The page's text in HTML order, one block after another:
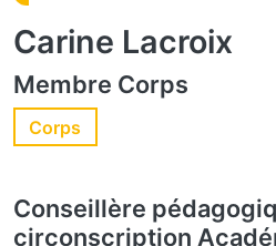
Carine Lacroix
Membre Corps
Corps
Conseillère
circonscription